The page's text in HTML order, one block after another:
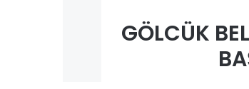
GÖLCÜK